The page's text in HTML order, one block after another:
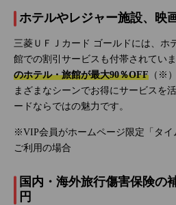
ホテルやレジャー施設、映
三菱ＵＦＪカード ゴールドには、ホ
館での割引サービスも付帯されていま
のホテル・旅館が最大90％OFF （※
まざまなシーンでお得にサービスを
ードならではの魅力です。
※VIP会員がホームページ限定「タイ
ご利用の場合
国内・海外旅行傷害保険の
円